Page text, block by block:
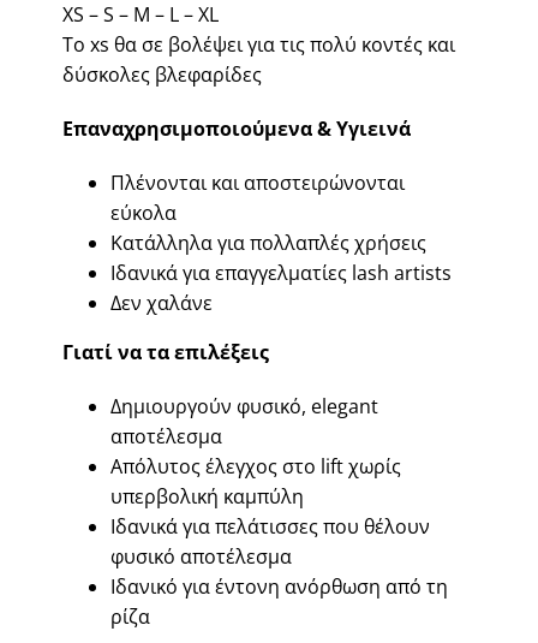
XS – S – M – L – XL
Το xs θα σε βολέψει για τις πολύ κοντές και
δύσκολες βλεφαρίδες
Επαναχρησιμοποιούμενα & Υγιεινά
Πλένονται και αποστειρώνονται
εύκολα
Κατάλληλα για πολλαπλές χρήσεις
Ιδανικά για επαγγελματίες lash artists
Δεν χαλάνε
Γιατί να τα επιλέξεις
Δημιουργούν φυσικό, elegant
αποτέλεσμα
Απόλυτος έλεγχος στο lift χωρίς
υπερβολική καμπύλη
Ιδανικά για πελάτισσες που θέλουν
φυσικό αποτέλεσμα
Ιδανικό για έντονη ανόρθωση από τη
ρίζα